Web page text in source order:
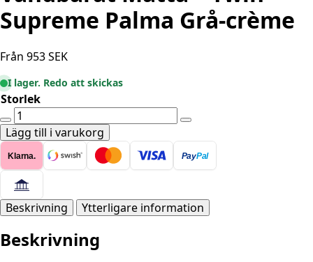
Supreme Palma Grå-crème
Från 953SEK
I lager. Redo att skickas
Storlek
Vändbarat
Matta
-
Twin
Supreme
Palma
Grå-
crème
mängd
Lägg till i varukorg
Klarna. PayPal
Beskrivning Ytterligare information
Beskrivning